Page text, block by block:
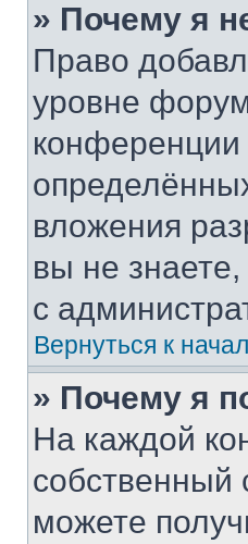
» Почему я
Право
уровне
вложения
вы не
с
Вернуться к
» Почему я
На каждой
можете